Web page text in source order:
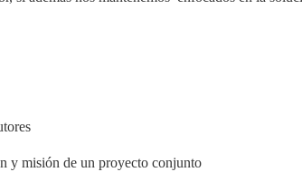
y misión de un proyecto conjunto